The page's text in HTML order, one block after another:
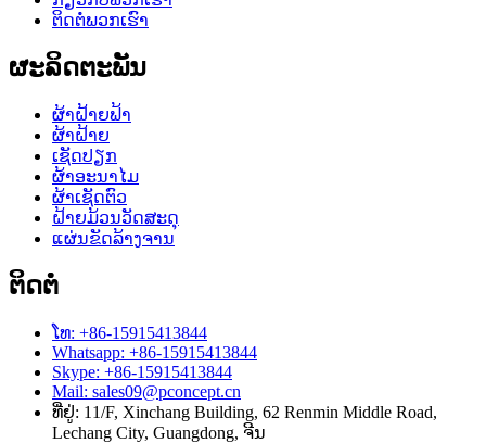
ຕິດຕໍ່ພວກເຮົາ
ຜະລິດຕະພັນ
ຜ້າຝ້າຍຟ້າ
ຜ້າຝ້າຍ
ເຊັດປຽກ
ຜ້າອະນາໄມ
ຜ້າເຊັດຕົວ
ຝ້າຍມ້ວນວັດສະດຸ
ແຜ່ນຂັດລ້າງຈານ
ຕິດຕໍ່
ໂທ: +86-15915413844
Whatsapp: +86-15915413844
Skype: +86-15915413844
Mail: sales09@pconcept.cn
ທີ່ຢູ່: 11/F, Xinchang Building, 62 Renmin Middle Road,
Lechang City, Guangdong, ຈີນ